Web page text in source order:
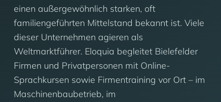
einen außergewöhnlich starken, oft
familiengeführten Mittelstand bekannt ist. Viele
dieser Unternehmen agieren als
Weltmarktführer. Eloquia begleitet Bielefelder
Firmen und Privatpersonen mit Online-
Sprachkursen sowie Firmentraining vor Ort – im
Maschinenbaubetrieb, im